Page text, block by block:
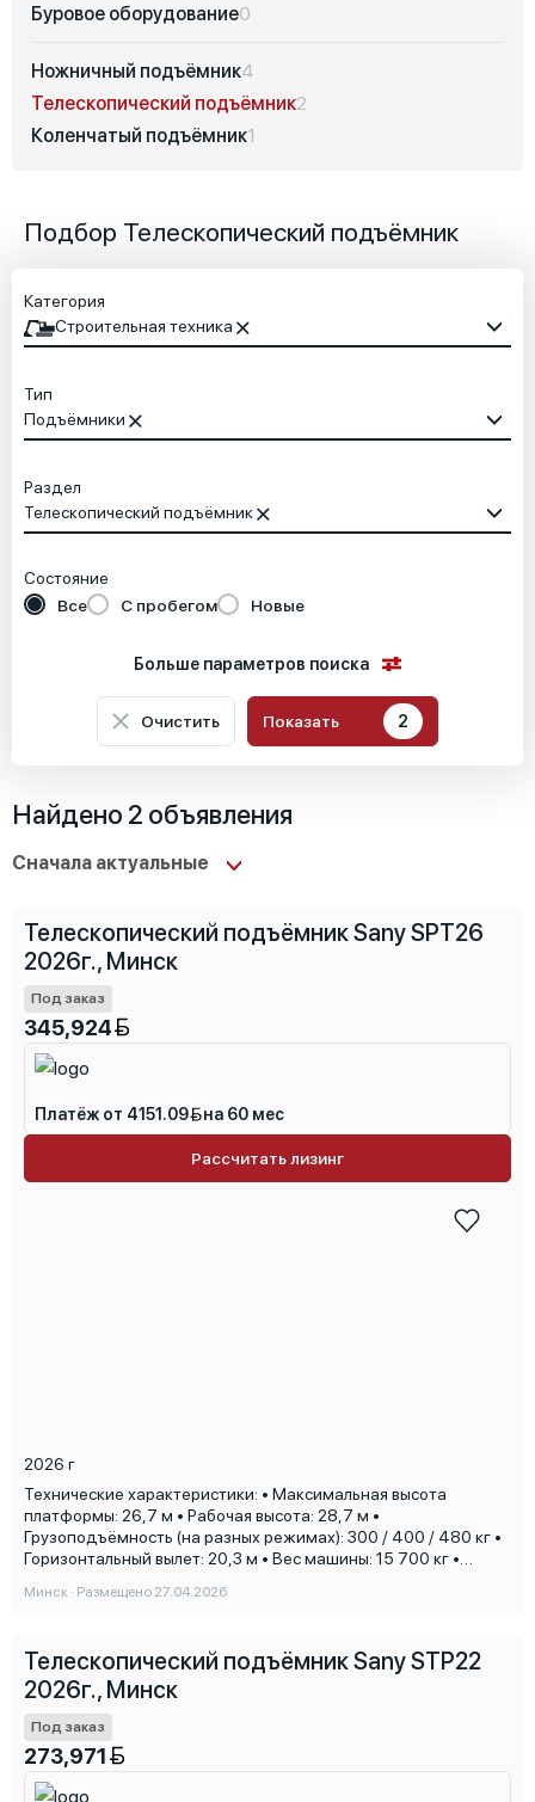
Буровое оборудование0
Ножничный подъёмник4
Телескопический подъёмник2
Коленчатый подъёмник1
Подбор Телескопический подъёмник
Категория
Строительная техника
Тип
Подъёмники
Раздел
Телескопический подъёмник
Состояние
Все
С пробегом Новые
Больше параметров поиска
Местоположение
Специальные характеристики
Очистить Показать 2
Найдено 2 объявления
2026 г
Технические характеристики: • Максимальная высота
платформы: 26,7 м • Рабочая высота: 28,7 м •
Грузоподъёмность (на разных режимах): 300 / 400 / 480 кг •
Горизонтальный вылет: 20,3 м • Вес машины: 15 700 кг •
Гарантийный срок: 24 месяца или 4000 м/ч
увеличенная высота работы - охват даже высоких зданий •
Большой вылет - способность работать дальше от стоек без
режимах - гибкость под нагрузку • Дизельный двигатель -
автономность и устойчивость к условиям • Надёжная
ходовая часть и проходимость - подходит для полевых и
строительных площадок • Комплексные системы
Минск · Размещено 27.04.2026
Телескопический подъёмник Sany SPT26
2026г., Минск
Под заказ
345,924
Платёж от 4151.09 на 60 мес
Рассчитать лизинг
Телескопический подъёмник Sany STP22
2026г., Минск
Под заказ
273,971